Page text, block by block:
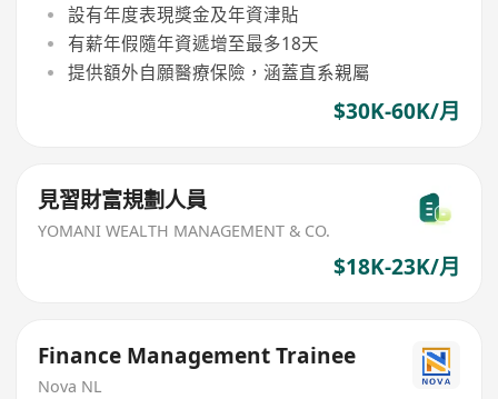
設有年度表現獎金及年資津貼
有薪年假隨年資遞增至最多18天
提供額外自願醫療保險，涵蓋直系親屬
$30K-60K/月
見習財富規劃人員
YOMANI WEALTH MANAGEMENT & CO.
$18K-23K/月
Finance Management Trainee
Nova NL